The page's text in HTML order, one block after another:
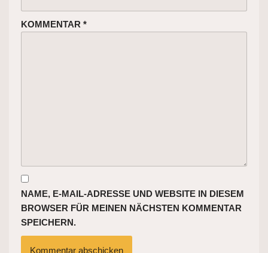
KOMMENTAR *
NAME, E-MAIL-ADRESSE UND WEBSITE IN DIESEM
BROWSER FÜR MEINEN NÄCHSTEN KOMMENTAR
SPEICHERN.